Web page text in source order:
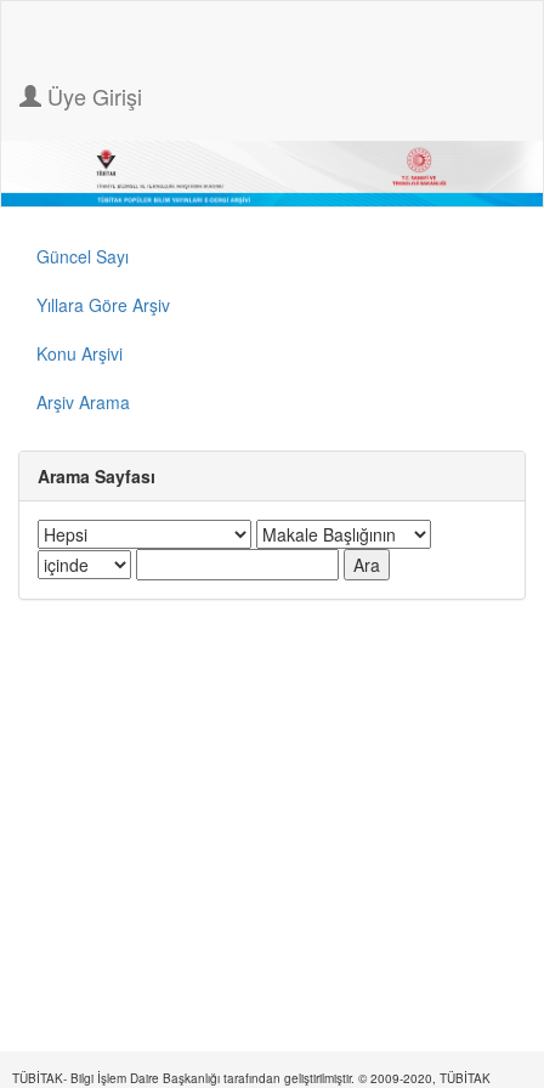
Üye Girişi
Güncel Sayı
Yıllara Göre Arşiv
Konu Arşivi
Arşiv Arama
Arama Sayfası
TÜBİTAK- Bilgi İşlem Daire Başkanlığı tarafından geliştirilmiştir. © 2009-2020, TÜBİTAK